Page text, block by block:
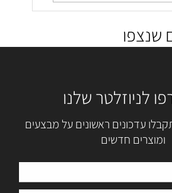
שנצפו
לניוזלטר שלנו
עדכונים ראשונים על מבצעים
ומוצרים חדשים